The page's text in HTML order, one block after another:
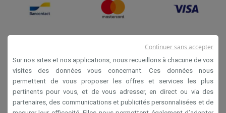
Conditions générales de vente
Privacy
Sur nos sites et nos applications, nous recueillons à chacune de vos
visites des données vous concernant. Ces données nous
permettent de vous proposer les offres et services les plus
pertinents pour vous, et de vous adresser, en direct ou via des
partenaires, des communications et publicités personnalisées et de
Continuer sans accepter